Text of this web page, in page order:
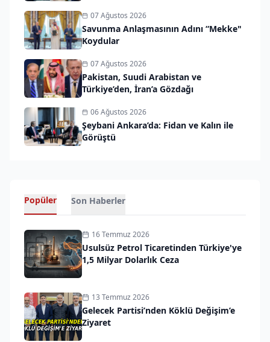
07 Ağustos 2026
Savunma Anlaşmasının Adını “Mekke"
Koydular
07 Ağustos 2026
Pakistan, Suudi Arabistan ve
Türkiye’den, İran’a Gözdağı
06 Ağustos 2026
Şeybani Ankara’da: Fidan ve Kalın ile
Görüştü
Popüler Son Haberler
16 Temmuz 2026
Usulsüz Petrol Ticaretinden Türkiye'ye
1,5 Milyar Dolarlık Ceza
13 Temmuz 2026
Gelecek Partisi’nden Köklü Değişim’e
Ziyaret